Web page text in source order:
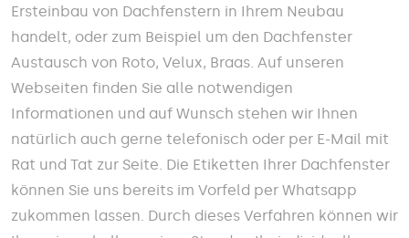
Ersteinbau von Dachfenstern in Ihrem Neubau
handelt, oder zum Beispiel um den Dachfenster
Austausch von Roto, Velux, Braas. Auf unseren
Webseiten finden Sie alle notwendigen
Informationen und auf Wunsch stehen wir Ihnen
natürlich auch gerne telefonisch oder per E-Mail mit
Rat und Tat zur Seite. Die Etiketten Ihrer Dachfenster
können Sie uns bereits im Vorfeld per Whatsapp
zukommen lassen. Durch dieses Verfahren können wir